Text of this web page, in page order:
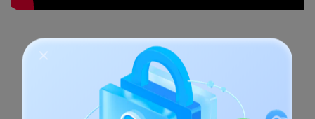
Descargar para PC
Descargar para Mac